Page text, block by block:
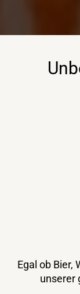
Egal ob Bier,
unserer